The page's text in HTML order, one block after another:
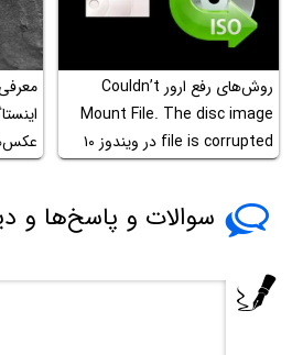
روش‌های رفع ارور Couldn’t
Mount File. The disc image
file is corrupted در ویندوز ۱۰
سوالات و پاسخ‌ها و